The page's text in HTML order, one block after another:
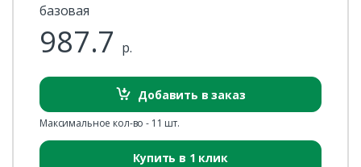
базовая
987.7 р.
Добавить в заказ
Максимальное кол-во - 11 шт.
Купить в 1 клик